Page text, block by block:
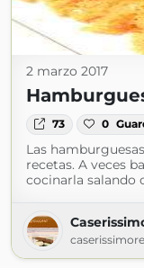
2 marzo 2017
73 0
Las
recetas. A veces
cocinarla salando